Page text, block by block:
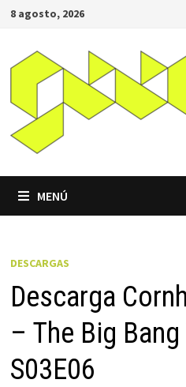
Saltar
contenido
8 agosto, 2026
MENÚ
DESCARGAS
Descarga
– The Big
S03E06